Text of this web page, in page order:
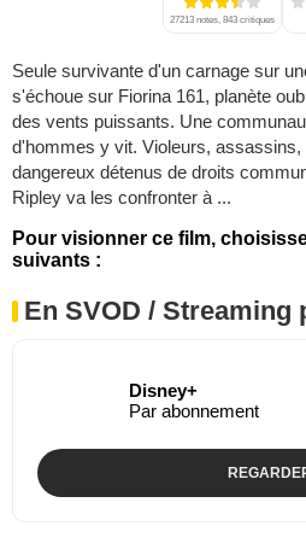
27213 notes, 843 critiques
Seule survivante d'un carnage sur
s'échoue sur Fiorina 161, planète
des vents puissants. Une
d'hommes y vit. Violeurs,
dangereux détenus de droits
Ripley va les confronter à ...
Pour visionner ce film,
suivants :
En SVOD / Streaming
Disney+
Par abonnement